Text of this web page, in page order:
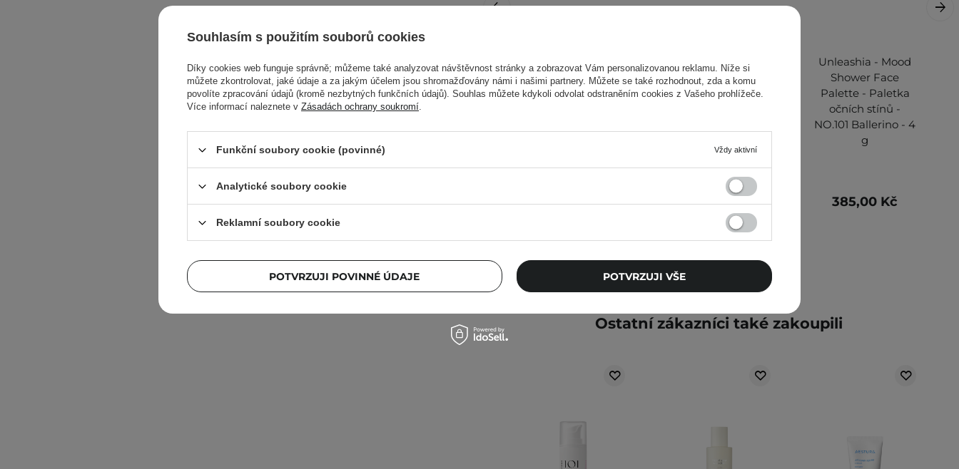
Dasique - Juicy
Dewy Tint - Lesklý
Tint na rty - #04
315,00 Kč
Rom&nd - Dewyful
Water Tint - 01 In
Coral - Vodnatý tint
319,00 Kč
Unleashia - Mood
Shower Face
Palette - Paletka
očních stínů -
NO.101 Ballerino - 4
g
385,00 Kč
Ostatní zákazníci také zakoupili
Souhlasím s použitím souborů cookies
Díky cookies web funguje správně; můžeme také analyzovat návštěvnost stránky a zobrazovat Vám personalizovanou reklamu. Níže si
můžete zkontrolovat, jaké údaje a za jakým účelem jsou shromažďovány námi i našimi partnery. Můžete se také rozhodnout, zda a komu
povolíte zpracování údajů (kromě nezbytných funkčních údajů). Souhlas můžete kdykoli odvolat odstraněním cookies z Vašeho prohlížeče.
Více informací naleznete v Zásadách ochrany soukromí.
Funkční soubory cookie (povinné) Vždy aktivní
Analytické soubory cookie
Reklamní soubory cookie
POTVRZUJI POVINNÉ ÚDAJE POTVRZUJI VŠE